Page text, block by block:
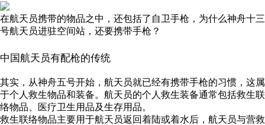
在航天员携带的物品之中，还包括了自卫手枪，为什么神舟十三
号航天员进驻空间站，还要携带手枪？
中国航天员有配枪的传统
其实，从神舟五号开始，航天员就已经有携带手枪的习惯，这属
于个人救生物品和装备。航天员的个人救生装备通常包括救生联
络物品、医疗卫生用品及生存用品。
救生联络物品主要用于航天员返回着陆或着水后，航天员与营救